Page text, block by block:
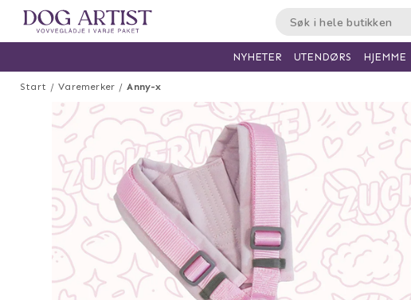
Start Varemerker Anny-x
NYHETER UTENDØRS HJEMME